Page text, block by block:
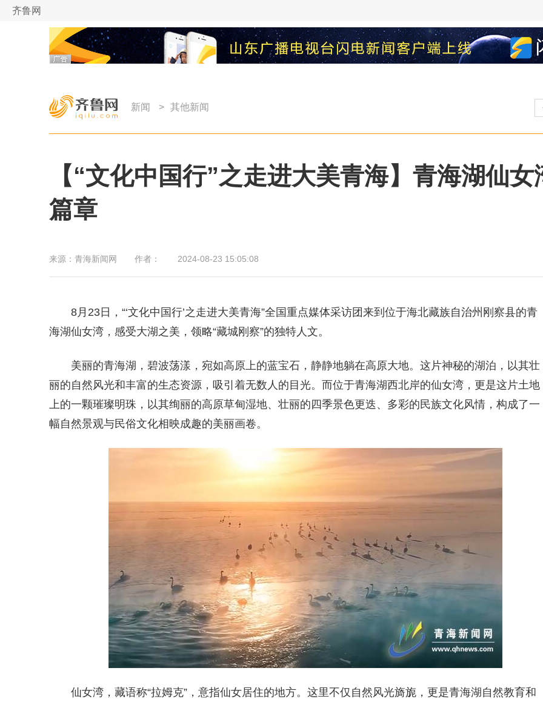
齐鲁网
新闻 > 其他新闻
【“文化中国行”之走进大美青海】青海湖仙
篇章
来源： 青海新闻网 作者： 2024-08-23 15:05:08
8月23日，“‘文化中国行’之走进大美青海”全国重点媒体采访团来到位于海北藏族自治州刚察县的青
海湖仙女湾，感受大湖之美，领略“藏城刚察”的独特人文。
美丽的青海湖，碧波荡漾，宛如高原上的蓝宝石，静静地躺在高原大地。这片神秘的湖泊，以其壮
丽的自然风光和丰富的生态资源，吸引着无数人的目光。而位于青海湖西北岸的仙女湾，更是这片土地
上的一颗璀璨明珠，以其绚丽的高原草甸湿地、壮丽的四季景色更迭、多彩的民族文化风情，构成了一
幅自然景观与民俗文化相映成趣的美丽画卷。
仙女湾，藏语称“拉姆克”，意指仙女居住的地方。这里不仅自然风光旖旎，更是青海湖自然教育和